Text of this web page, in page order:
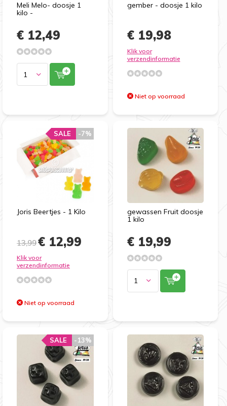
Meli Melo- doosje 1
kilo -
€ 12,49
gember - doosje 1 kilo
€ 19,98
Klik voor
verzendinformatie
Niet op voorraad
Joris Beertjes - 1 Kilo
-7%
SALE
13,99€ 12,99
Klik voor
verzendinformatie
Niet op voorraad
gewassen Fruit doosje
1 kilo
€ 19,99
-13%
SALE